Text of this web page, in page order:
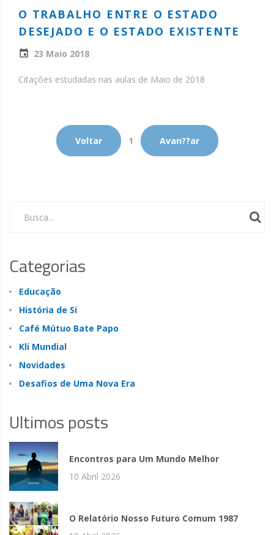
O TRABALHO ENTRE O ESTADO
DESEJADO E O ESTADO EXISTENTE
23 Maio 2018
Citações estudadas nas aulas de Maio de 2018
Voltar 1 Avan??ar
Busca...
Categorias
Educação
História de Si
Café Mútuo Bate Papo
Kli Mundial
Novidades
Desafios de Uma Nova Era
Ultimos posts
Encontros para Um Mundo Melhor
10 Abril 2026
O Relatório Nosso Futuro Comum 1987